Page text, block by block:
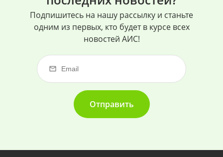
Подпишитесь на нашу рассылку и станьте
одним из первых, кто будет в курсе всех
новостей АИС!
Отправить